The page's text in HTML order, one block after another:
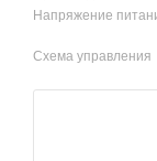
Напряжение
Схема управления